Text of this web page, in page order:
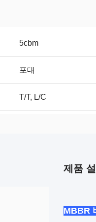
5cbm
포대
T/T, L/C
제품
MBBR